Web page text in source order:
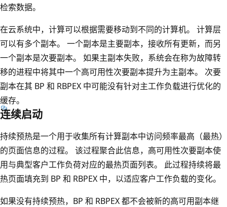
检索数据。
在云系统中，计算可以根据需要移动到不同的计算机。 计算层
可以有多个副本。 一个副本是主要副本，接收所有更新，而另
一个副本是次要副本。 如果主副本失败，系统会在称为故障转
移的进程中将其中一个高可用性次要副本提升为主副本。 次要
副本在其 BP 和 RBPEX 中可能没有针对主工作负载进行优化的
缓存。
连续启动
持续预热是一个用于收集所有计算副本中访问频率最高（最热）
的页面信息的过程。 该过程聚合此信息，高可用性次要副本使
用与典型客户工作负荷对应的最热页面列表。 此过程持续将最
热页面填充到 BP 和 RBPEX 中，以适应客户工作负载的变化。
如果没有持续预热，BP 和 RBPEX 都不会被新的高可用副本继